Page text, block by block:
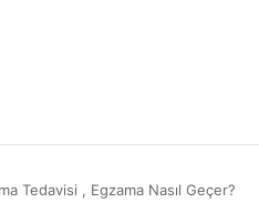
Tedavisi , Egzama Nasıl Geçer?